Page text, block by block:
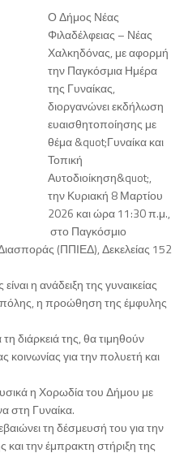
Ο Δήμος Νέας
Φιλαδέλφειας – Νέας
Χαλκηδόνας, με αφορμή
την Παγκόσμια Ημέρα
της Γυναίκας,
διοργανώνει εκδήλωση
ευαισθητοποίησης με
θέμα &quot;Γυναίκα και
Τοπική
Αυτοδιοίκηση&quot;,
την Κυριακή 8 Μαρτίου
2026 και ώρα 11:30 π.μ.,
στο Παγκόσμιο
(ΠΠΙΕΔ), Δεκελείας 152
η ανάδειξη της γυναικείας
η προώθηση της έμφυλης
διάρκειά της, θα τιμηθούν
κοινωνίας για την πολυετή και
η Χορωδία του Δήμου με
στη Γυναίκα.
τη δέσμευσή του για την
και την έμπρακτη στήριξη της